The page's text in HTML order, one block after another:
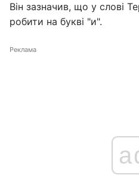
Він зазначив, що у слові
робити на букві "и".
Реклама